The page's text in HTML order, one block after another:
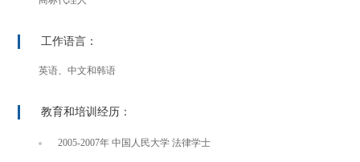
工作语言：
英语、中文和韩语
教育和培训经历：
2005-2007年 中国人民大学 法律学士